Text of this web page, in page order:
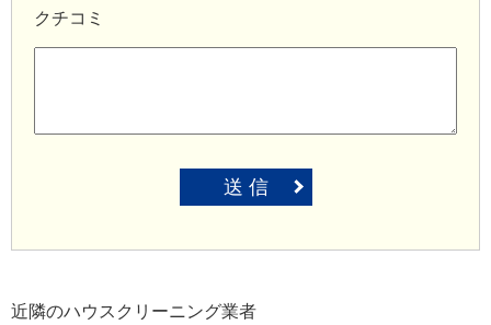
クチコミ
送 信
近隣のハウスクリーニング業者